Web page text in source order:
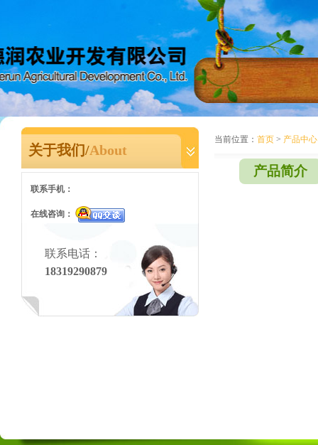
关于我们/About
联系手机：
在线咨询：
联系电话：
18319290879
当前位置： 首页 > 产品中心
产品简介